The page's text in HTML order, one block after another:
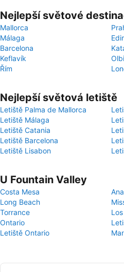
Nejlepší světové
Mallorca
Málaga
Barcelona
Keflavík
Řím
Nejlepší světová letiště
Letiště Palma de Mallorca
Letiště Málaga
Letiště Catania
Letiště Barcelona
Letiště Lisabon
U Fountain Valley
Costa Mesa
Long Beach
Torrance
Ontario
Letiště Ontario